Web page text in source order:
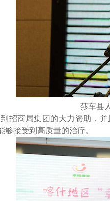
莎车县
招商局集团的大力资助，
够接受到高质量的治疗。